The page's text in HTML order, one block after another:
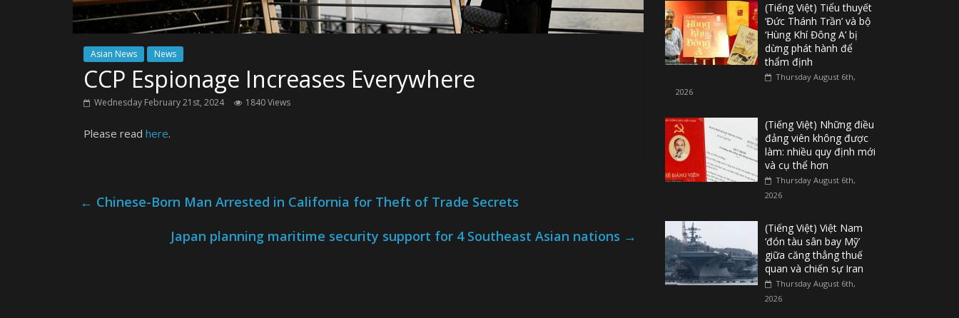
Asian News News
CCP Espionage Increases Everywhere
Wednesday February 21st, 2024 1840 Views
Please read here.
← Chinese-Born Man Arrested in California for Theft of Trade Secrets
Japan planning maritime security support for 4 Southeast Asian nations →
(Tiếng Việt) Tiểu thuyết
‘Đức Thánh Trần’ và bộ
‘Hùng Khí Đông A’ bị
dừng phát hành để
thẩm định
Thursday August 6th,
2026
(Tiếng Việt) Những điều
đảng viên không được
làm: nhiều quy định mới
và cụ thể hơn
Thursday August 6th,
2026
(Tiếng Việt) Việt Nam
‘đón tàu sân bay Mỹ’
giữa căng thẳng thuế
quan và chiến sự Iran
Thursday August 6th,
2026